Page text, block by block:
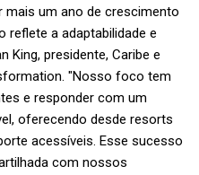
mais um ano de crescimento
reflete a adaptabilidade e
King, presidente, Caribe e
"Nosso foco tem
e responder com um
oferecendo desde resorts
acessíveis. Esse sucesso
com nossos